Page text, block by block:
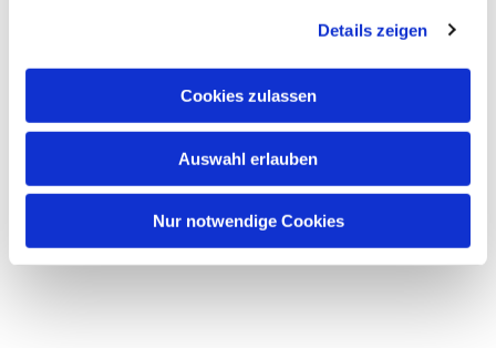
Details zeigen
Cookies zulassen
Auswahl erlauben
Nur notwendige Cookies